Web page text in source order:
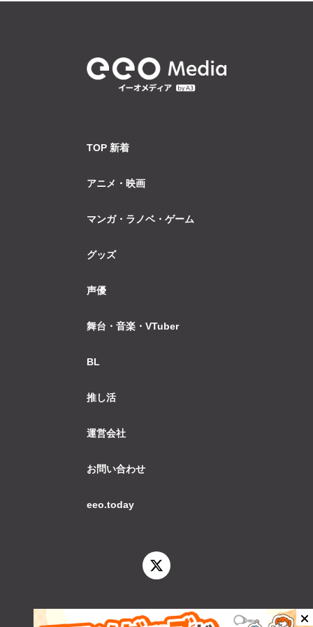
TOP 新着
アニメ・映画
マンガ・ラノベ・ゲーム
グッズ
声優
舞台・音楽・VTuber
BL
推し活
運営会社
お問い合わせ
eeo.today